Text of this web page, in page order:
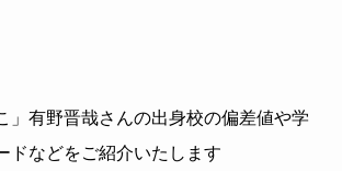
」有野晋哉さんの出身校の偏差値や学
ドなどをご紹介いたします